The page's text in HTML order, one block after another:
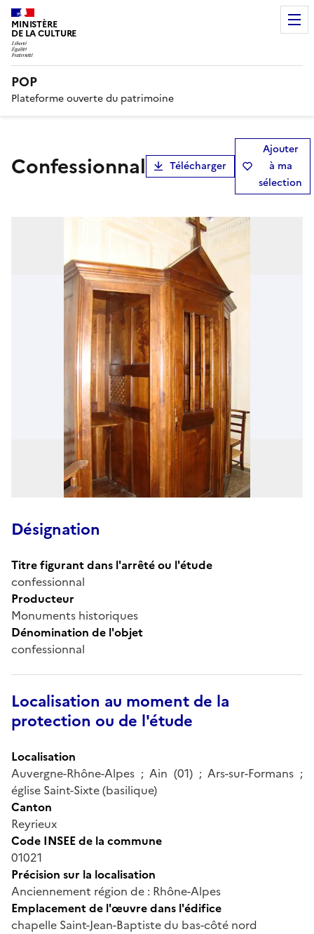
MINISTÈRE
DE LA CULTURE
POP
Plateforme ouverte du patrimoine
confessionnal Télécharger
Ajouter
à ma
sélection
Désignation
Titre figurant dans l'arrêté ou l'étude
confessionnal
Producteur
Monuments historiques
Dénomination de l'objet
confessionnal
Localisation au moment de la
protection ou de l'étude
Localisation
Auvergne-Rhône-Alpes ; Ain (01) ; Ars-sur-Formans ;
église Saint-Sixte (basilique)
Canton
Reyrieux
Code INSEE de la commune
01021
Précision sur la localisation
Anciennement région de : Rhône-Alpes
Emplacement de l'œuvre dans l'édifice
chapelle Saint-Jean-Baptiste du bas-côté nord